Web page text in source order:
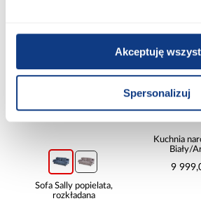
Akceptuję
Spersonalizuj
Sofa Sally popielata,
rozkładana
Kuchnia
Biały/
9